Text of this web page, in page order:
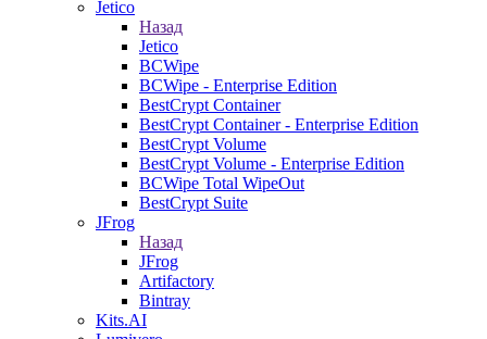
Jetico
Назад
Jetico
BCWipe
BCWipe - Enterprise Edition
BestCrypt Container
BestCrypt Container - Enterprise Edition
BestCrypt Volume
BestCrypt Volume - Enterprise Edition
BCWipe Total WipeOut
BestCrypt Suite
JFrog
Назад
JFrog
Artifactory
Bintray
Kits.AI